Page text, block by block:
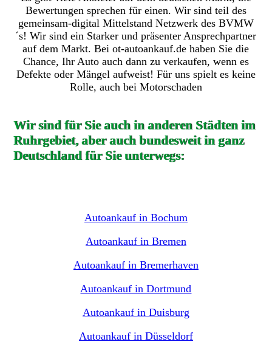
Bewertungen sprechen für einen. Wir sind teil des
gemeinsam-digital Mittelstand Netzwerk des BVMW
´s! Wir sind ein Starker und präsenter Ansprechpartner
auf dem Markt. Bei ot-autoankauf.de haben Sie die
Chance, Ihr Auto auch dann zu verkaufen, wenn es
Defekte oder Mängel aufweist! Für uns spielt es keine
Rolle, auch bei Motorschaden
Wir sind für Sie auch in anderen Städten im
Ruhrgebiet, aber auch bundesweit in ganz
Deutschland für Sie unterwegs:
Autoankauf in Bochum
Autoankauf in Bremen
Autoankauf in Bremerhaven
Autoankauf in Dortmund
Autoankauf in Duisburg
Autoankauf in Düsseldorf